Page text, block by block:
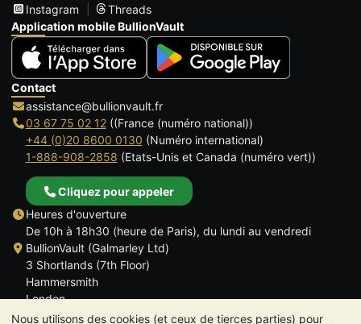
Nous utilisons des cookies (et ceux de tierces parties) pour
Instagram
Threads
Application mobile BullionVault
Contact
assistance@bullionvault.fr
03 67 75 02 12((France (numéro national))
+44 (0)20 8600 0130 (Numéro international)
1-888-908-2858 (Etats-Unis et Canada (numéro vert))
Cliquez pour appeler
Heures d'ouverture
De 10h à 18h30 (heure de Paris), du lundi au vendredi
BullionVault (Galmarley Ltd)
3 Shortlands (7th Floor)
Hammersmith
London
W6 8DA